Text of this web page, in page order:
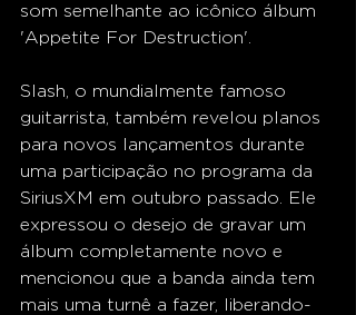
som semelhante ao icônico álbum
'Appetite For Destruction'.
Slash, o mundialmente famoso
guitarrista, também revelou planos
para novos lançamentos durante
uma participação no programa da
SiriusXM em outubro passado. Ele
expressou o desejo de gravar um
álbum completamente novo e
mencionou que a banda ainda tem
mais uma turnê a fazer, liberando-